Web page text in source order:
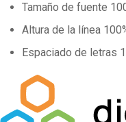
Tamaño de fuente
Altura de la línea 100
Espaciado de letras